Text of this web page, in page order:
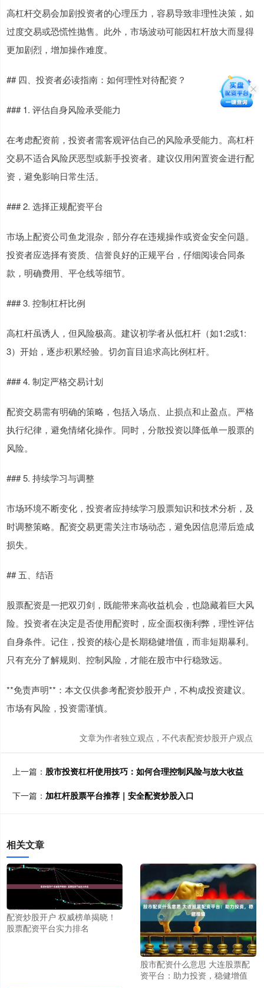
高杠杆交易会加剧投资者的心理压力，容易导致非理性决策，如
过度交易或恐慌性抛售。此外，市场波动可能因杠杆放大而显得
更加剧烈，增加操作难度。
## 四、投资者必读指南：如何理性对待配资？
### 1. 评估自身风险承受能力
在考虑配资前，投资者需客观评估自己的风险承受能力。高杠杆
交易不适合风险厌恶型或新手投资者。建议仅用闲置资金进行配
资，避免影响日常生活。
### 2. 选择正规配资平台
市场上配资公司鱼龙混杂，部分存在违规操作或资金安全问题。
投资者应选择有资质、信誉良好的正规平台，仔细阅读合同条
款，明确费用、平仓线等细节。
### 3. 控制杠杆比例
高杠杆虽诱人，但风险极高。建议初学者从低杠杆（如1:2或1:
3）开始，逐步积累经验。切勿盲目追求高比例杠杆。
### 4. 制定严格交易计划
配资交易需有明确的策略，包括入场点、止损点和止盈点。严格
执行纪律，避免情绪化操作。同时，分散投资以降低单一股票的
风险。
### 5. 持续学习与调整
市场环境不断变化，投资者应持续学习股票知识和技术分析，及
时调整策略。配资交易更需关注市场动态，避免因信息滞后造成
损失。
## 五、结语
股票配资是一把双刃剑，既能带来高收益机会，也隐藏着巨大风
险。投资者在决定是否使用配资时，应全面权衡利弊，理性评估
自身条件。记住，投资的核心是长期稳健增值，而非短期暴利。
只有充分了解规则、控制风险，才能在股市中行稳致远。
**免责声明**：本文仅供参考配资炒股开户，不构成投资建议。
市场有风险，投资需谨慎。
文章为作者独立观点，不代表配资炒股开户观点
上一篇： 股市投资杠杆使用技巧：如何合理控制风险与放大收益
下一篇： 加杠杆股票平台推荐｜安全配资炒股入口
相关文章
配资炒股开户 权威榜单揭晓！
股票配资平台实力排名
股市配资什么意思 大连股票配
资平台：助力投资，稳健增值